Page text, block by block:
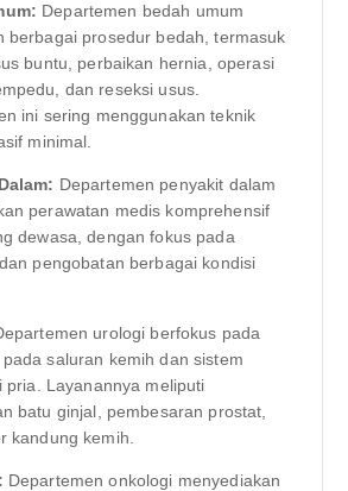
Departemen bedah umum
berbagai prosedur bedah, termasuk
buntu, perbaikan hernia, operasi
dan reseksi usus.
ini sering menggunakan teknik
minimal.
Departemen penyakit dalam
perawatan medis komprehensif
dewasa, dengan fokus pada
pengobatan berbagai kondisi
urologi berfokus pada
saluran kemih dan sistem
pria. Layanannya meliputi
batu ginjal, pembesaran prostat,
kandung kemih.
Departemen onkologi menyediakan